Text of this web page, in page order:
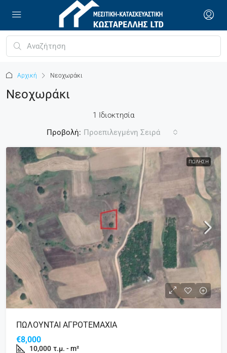
Αρχική Νεοχωράκι
Νεοχωράκι
1 Ιδιοκτησία
Προβολή: Προεπιλεγμένη Σειρά
ΠΏΛΗΣΗ
ΠΩΛΟΥΝΤΑΙ ΑΓΡΟΤΕΜΑΧΙΑ
€8,000
10,000 τ.μ. - m²